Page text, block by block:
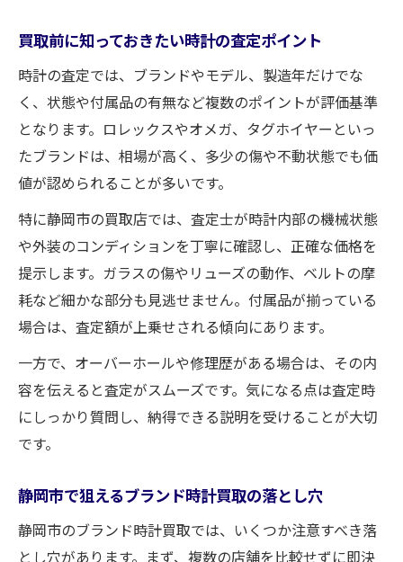
オメガ買取で評価を高めるための秘訣
タグホイヤー買取で重視されるポイント
ブランド時計買取時に有利となる条件
高価買取を狙うための査定ポイント比較
買取でオメガやタグホイヤーが注目される
理由
破損時計でも買取が可能となる背景を徹底解説
破損時計が買取可能な理由と買取店の工夫
壊れたブランド時計買取の仕組みとは
汚れや不動品でも買取できる背景を解説
ブランド時計買取で壊れた時計が重宝され
る訳
買取市場で破損時計が持つ価値の理由
買取前に知っておきたい時計の査定ポイント
時計の査定では、ブランドやモデル、製造年だけでな
く、状態や付属品の有無など複数のポイントが評価基準
となります。ロレックスやオメガ、タグホイヤーといっ
たブランドは、相場が高く、多少の傷や不動状態でも価
値が認められることが多いです。
特に静岡市の買取店では、査定士が時計内部の機械状態
や外装のコンディションを丁寧に確認し、正確な価格を
提示します。ガラスの傷やリューズの動作、ベルトの摩
耗など細かな部分も見逃せません。付属品が揃っている
場合は、査定額が上乗せされる傾向にあります。
一方で、オーバーホールや修理歴がある場合は、その内
容を伝えると査定がスムーズです。気になる点は査定時
にしっかり質問し、納得できる説明を受けることが大切
です。
静岡市で狙えるブランド時計買取の落とし穴
静岡市のブランド時計買取では、いくつか注意すべき落
とし穴があります。まず、複数の店舗を比較せずに即決